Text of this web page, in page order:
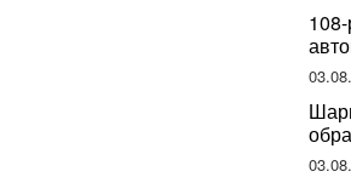
108-